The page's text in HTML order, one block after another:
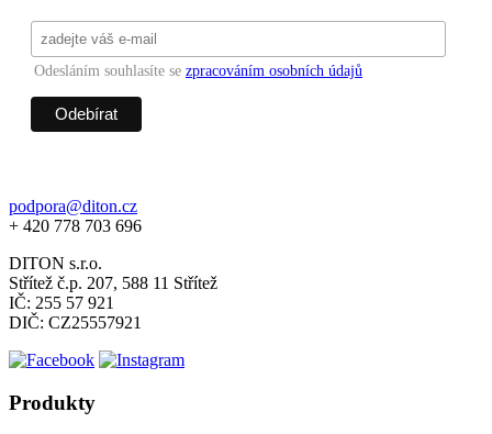
Odesláním souhlasíte se zpracováním osobních údajů
podpora@diton.cz
+ 420 778 703 696
DITON s.r.o.
Střítež č.p. 207, 588 11 Střítež
IČ: 255 57 921
DIČ: CZ25557921
Produkty